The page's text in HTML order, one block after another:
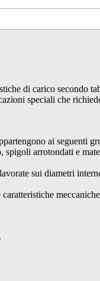
di carico secondo
speciali che
ai seguenti
spigoli arrotondati e
sui diametri
meccaniche